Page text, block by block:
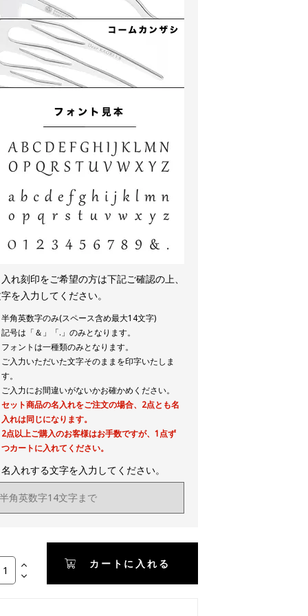
れ刻印をご希望の方は下記ご確認の上、
を入力してください。
半角英数字のみ(スペース含め最大14文字)
記号は「＆」「.」のみとなります。
フォントは一種類のみとなります。
ご入力いただいた文字そのままを印字いたしま
す。
ご入力にお間違いがないかお確かめください。
セット商品の名入れをご注文の場合、2点とも名
入れは同じになります。
2点以上ご購入のお客様はお手数ですが、1点ず
つカートに入れてください。
入れする文字を入力してください。
カートに入れる